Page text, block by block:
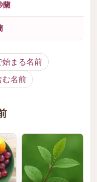
蘭
始まる名前
む名前